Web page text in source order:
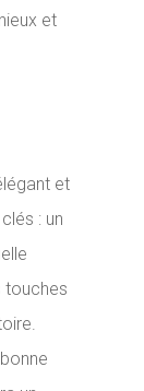
et
et
: un
touches